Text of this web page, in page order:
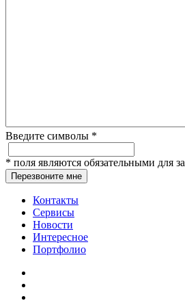
Введите символы *
* поля являются обязательными для
Перезвоните мне
Контакты
Сервисы
Новости
Интересное
Портфолио